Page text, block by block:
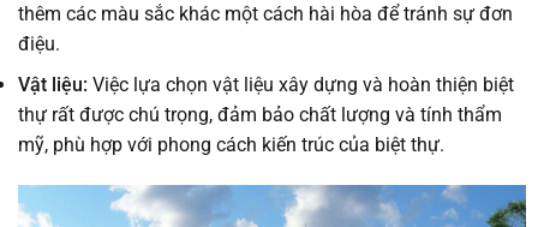
thêm các màu sắc khác một cách hài hòa để tránh sự đơn
điệu.
Vật liệu: Việc lựa chọn vật liệu xây dựng và hoàn thiện biệt
thự rất được chú trọng, đảm bảo chất lượng và tính thẩm
mỹ, phù hợp với phong cách kiến trúc của biệt thự.